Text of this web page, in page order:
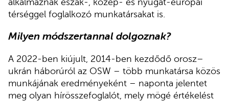
térséggel foglalkozó munkatársakat is.
Milyen módszertannal dolgoznak?
A 2022-ben kiújult, 2014-ben kezdődő orosz–
ukrán háborúról az OSW – több munkatársa közös
munkájának eredményeként – naponta jelentet
meg olyan hírösszefoglalót, mely mögé értékelést